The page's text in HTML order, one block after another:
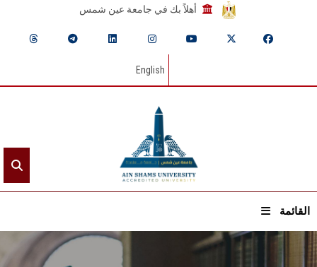
أهلاً بك في جامعة عين شمس
English
القائمة
الرئيسيـة